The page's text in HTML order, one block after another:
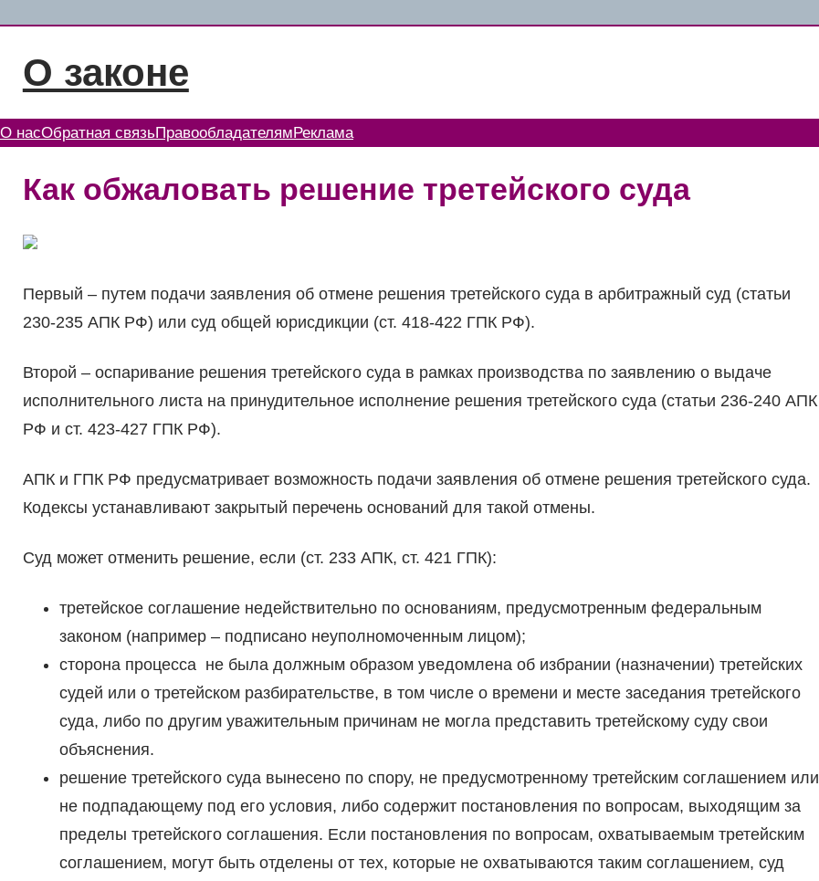
содержимому
О законе
О насОбратная связьПравообладателям Реклама
Как обжаловать решение третейского суда
Первый – путем подачи заявления об отмене решения третейского суда в арбитражный суд (статьи
230-235 АПК РФ) или суд общей юрисдикции (ст. 418-422 ГПК РФ).
Второй – оспаривание решения третейского суда в рамках производства по заявлению о выдаче
исполнительного листа на принудительное исполнение решения третейского суда (статьи 236-240 АПК
РФ и ст. 423-427 ГПК РФ).
АПК и ГПК РФ предусматривает возможность подачи заявления об отмене решения третейского суда.
Кодексы устанавливают закрытый перечень оснований для такой отмены.
Суд может отменить решение, если (ст. 233 АПК, ст. 421 ГПК):
третейское соглашение недействительно по основаниям, предусмотренным федеральным
законом (например – подписано неуполномоченным лицом);
сторона процесса не была должным образом уведомлена об избрании (назначении) третейских
судей или о третейском разбирательстве, в том числе о времени и месте заседания третейского
суда, либо по другим уважительным причинам не могла представить третейскому суду свои
объяснения.
решение третейского суда вынесено по спору, не предусмотренному третейским соглашением или
не подпадающему под его условия, либо содержит постановления по вопросам, выходящим за
пределы третейского соглашения. Если постановления по вопросам, охватываемым третейским
соглашением, могут быть отделены от тех, которые не охватываются таким соглашением, суд